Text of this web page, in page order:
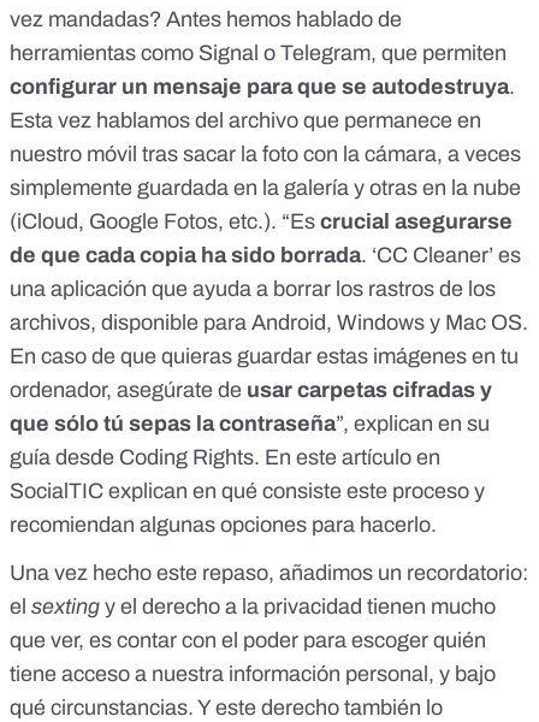
vez mandadas? Antes hemos hablado de
herramientas como Signal o Telegram, que permiten
configurar un mensaje para que se autodestruya.
Esta vez hablamos del archivo que permanece en
nuestro móvil tras sacar la foto con la cámara, a veces
simplemente guardada en la galería y otras en la nube
(iCloud, Google Fotos, etc.). “Es crucial asegurarse
de que cada copia ha sido borrada. ‘CC Cleaner’ es
una aplicación que ayuda a borrar los rastros de los
archivos, disponible para Android, Windows y Mac OS.
En caso de que quieras guardar estas imágenes en tu
ordenador, asegúrate de usar carpetas cifradas y
que sólo tú sepas la contraseña”, explican en su
guía desde Coding Rights. En este artículo en
SocialTIC explican en qué consiste este proceso y
recomiendan algunas opciones para hacerlo.
Una vez hecho este repaso, añadimos un recordatorio:
el sexting y el derecho a la privacidad tienen mucho
que ver, es contar con el poder para escoger quién
tiene acceso a nuestra información personal, y bajo
qué circunstancias. Y este derecho también lo